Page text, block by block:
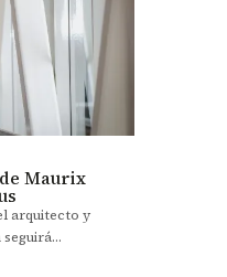
Maurix
arquitecto y